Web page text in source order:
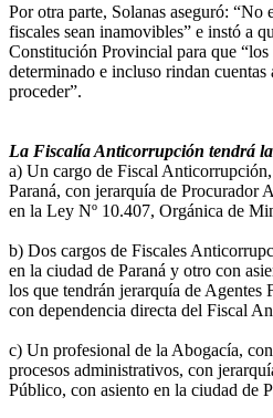
Por otra parte, Solanas aseguró: “No
fiscales sean inamovibles” e instó a
Constitución Provincial para que
determinado e incluso rindan cuentas
proceder”.
La Fiscalía Anticorrupción tendrá
a) Un cargo de Fiscal
Paraná, con jerarquía de Procurador
en la Ley Nº 10.407, Orgánica de
b) Dos cargos de Fiscales
en la ciudad de Paraná y otro con
los que tendrán jerarquía de Agentes
con dependencia directa del Fiscal
c) Un profesional de la Abogacía,
procesos administrativos, con
Público, con asiento en la ciudad de